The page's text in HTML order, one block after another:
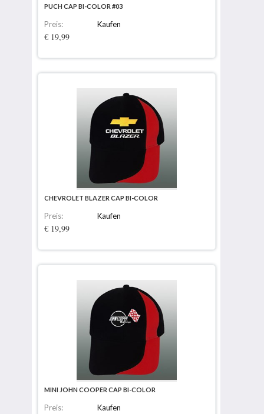
PUCH CAP BI-COLOR #03
Preis:
€ 19,99
Kaufen
CHEVROLET BLAZER CAP BI-COLOR
Preis:
€ 19,99
Kaufen
MINI JOHN COOPER CAP BI-COLOR
Preis: Kaufen